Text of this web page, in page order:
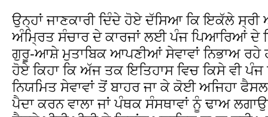
ਉਨ੍ਹਾਂ ਜਾਣਕਾਰੀ ਦਿੰਦੇ ਹੋਏ ਦੱਸਿਆ ਕਿ ਇਕੱਲੇ ਸ੍ਰੀ
ਅੰਮ੍ਰਿਤ ਸੰਚਾਰ ਦੇ ਕਾਰਜਾਂ ਲਈ ਪੰਜ ਪਿਆਰਿਆਂ ਦੇ
ਗੁਰੂ-ਆਸ਼ੇ ਮੁਤਾਬਿਕ ਆਪਣੀਆਂ ਸੇਵਾਵਾਂ ਨਿਭਾਅ ਰਹੇ
ਹੋਏ ਕਿਹਾ ਕਿ ਅੱਜ ਤਕ ਇਤਿਹਾਸ ਵਿਚ ਕਿਸੇ ਵੀ
ਨਿਯਮਿਤ ਸੇਵਾਵਾਂ ਤੋਂ ਬਾਹਰ ਜਾ ਕੇ ਕੋਈ ਅਜਿਹਾ
ਪੈਦਾ ਕਰਨ ਵਾਲਾ ਜਾਂ ਪੰਥਕ ਸੰਸਥਾਵਾਂ ਨੂੰ ਢਾਅ